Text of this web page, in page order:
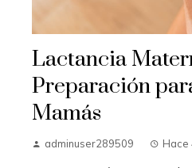
Lactancia
Preparación
Mamás
adminuser289509 Hace